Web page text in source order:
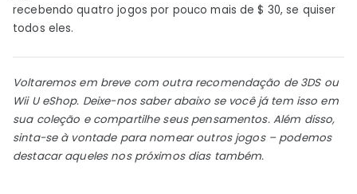
recebendo quatro jogos por pouco mais de $ 30, se quiser
todos eles.
Voltaremos em breve com outra recomendação de 3DS ou
Wii U eShop. Deixe-nos saber abaixo se você já tem isso em
sua coleção e compartilhe seus pensamentos. Além disso,
sinta-se à vontade para nomear outros jogos – podemos
destacar aqueles nos próximos dias também.